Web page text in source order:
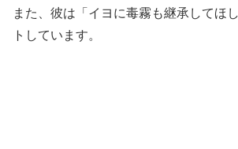
また、彼は「イヨに毒霧も継承してほ
トしています。